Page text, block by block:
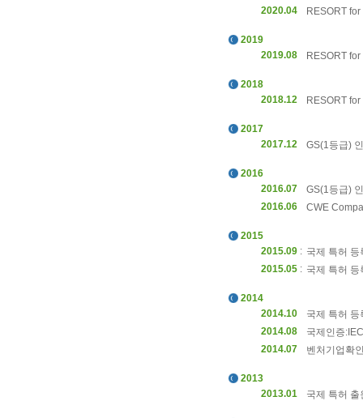
2020.04
RESORT
2019
2019.08
RESORT
2018
2018.12
RESORT
2017
2017.12
GS(1등급)
2016
2016.07
GS(1등급)
2016.06
CWE
2015
2015.09 : 국제 특허
2015.05 : 국제 특허
2014
2014.10
국제 특허
2014.08
국제인증
2014.07
벤처기업확
2013
2013.01
국제 특허 출